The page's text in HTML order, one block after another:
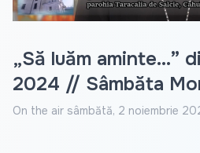
„Să luăm aminte...”
2024 // Sâmbăta
On the air sâmbătă, 2 noiembrie